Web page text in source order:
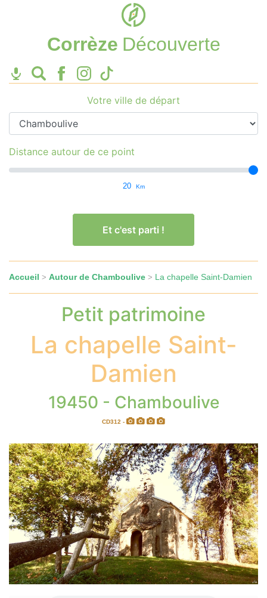
Corrèze Découverte
Votre ville de départ
Distance autour de ce point
20 Km
Et c'est parti !
Accueil > Autour de Chamboulive > La chapelle Saint-Damien
Petit patrimoine
La chapelle Saint-
Damien
19450 - Chamboulive
CD312 -